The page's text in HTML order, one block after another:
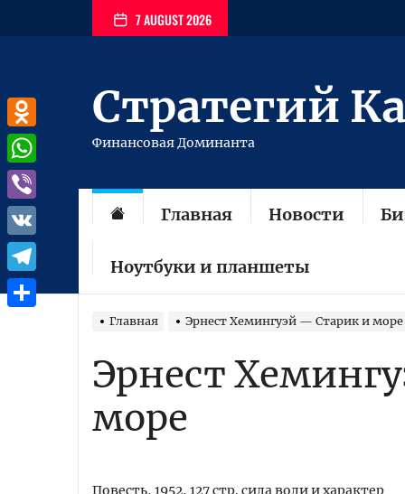
7 AUGUST 2026
Стратегий
Финансовая Доминанта
Главная Новости
Ноутбуки и планшеты
Главная Эрнест Хемингуэй — Старик и море
Эрнест
море
Повесть, 1952, 127 стр. сила воли и характер
Odnoklassniki
WhatsApp
Viber
VK
Telegram